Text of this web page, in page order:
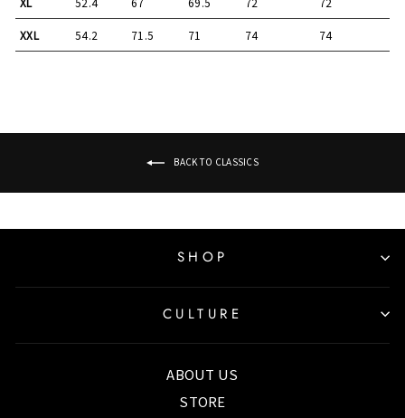
XXL 54.2 71.5 71 74 74
BACK TO CLASSICS
SHOP
CULTURE
ABOUT US
STORE